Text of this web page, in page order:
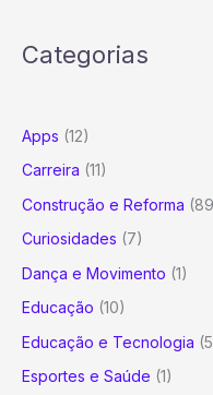
Categorias
Apps (12)
Carreira (11)
Construção e Reforma
Curiosidades (7)
Dança e Movimento (1)
Educação (10)
Educação e Tecnologia
Esportes e Saúde (1)